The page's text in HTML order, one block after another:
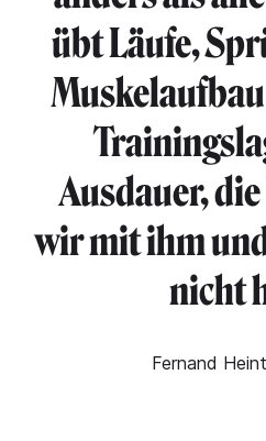
übt Läufe,
Ausdauer,
wir mit ihm
nicht
Fernand